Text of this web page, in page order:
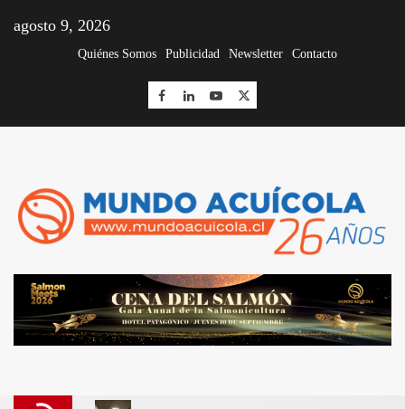
agosto 9, 2026
Quiénes Somos Publicidad Newsletter Contacto